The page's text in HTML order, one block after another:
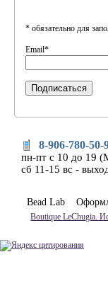
* обязательно для
Email*
8-906-780-50-
пн-пт с 10 до 19
сб 11-15 вс -
Bead Lab
Boutique LeChugia.